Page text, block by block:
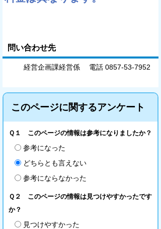
問い合わせ先
経営企画課経営係 電話 0857-53-7952
このページに関するアンケート
Ｑ１ このページの情報は参考になりましたか？
参考になった
どちらとも言えない
参考にならなかった
Ｑ２ このページの情報は見つけやすかったです
か？
見つけやすかった